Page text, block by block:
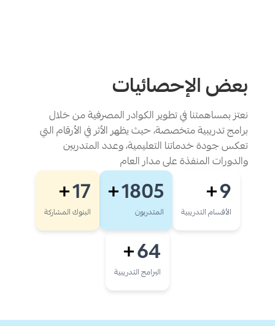
بعض الإحصائيات
نعتز بمساهمتنا في تطوير الكوادر المصرفية من خلال
برامج تدريبية متخصصة، حيث يظهر الأثر في الأرقام التي
تعكس جودة خدماتنا التعليمية، وعدد المتدربين
والدورات المنفذة على مدار العام
9
+
الأقسام التدريبية
1805
+
المتدربون
17
+
البنوك المشاركة
64
+
البرامج التدريبية